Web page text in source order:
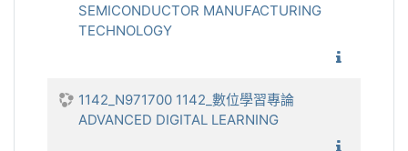
SEMICONDUCTOR MANUFACTURING
TECHNOLOGY
1142_N971700 1142_數位學習專論
ADVANCED DIGITAL LEARNING